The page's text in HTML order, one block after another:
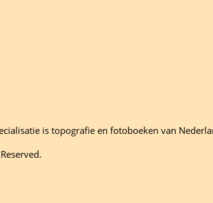
is topografie en fotoboeken van